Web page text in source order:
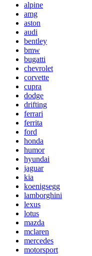
alpine
amg
aston
audi
bentley
bmw
bugatti
chevrolet
corvette
cupra
dodge
drifting
ferrari
ferrita
ford
honda
humor
hyundai
jaguar
kia
koenigsegg
lamborghini
lexus
lotus
mazda
mclaren
mercedes
motorsport